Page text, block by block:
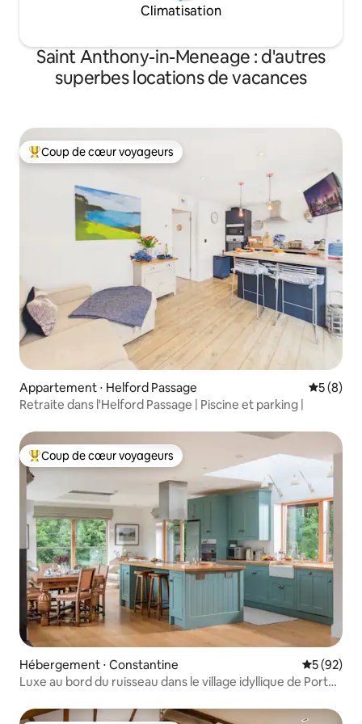
Climatisation
Saint Anthony-in-Meneage : d'autres
superbes locations de vacances
Coups de cœur voyageurs les plus appréciés
Coup de cœur voyageurs
Appartement ⋅ Helford Passage
5 (8)
Retraite dans l'Helford Passage | Piscine et parking |
Coups de cœur voyageurs les plus appréciés
Coup de cœur voyageurs
Hébergement ⋅ Constantine
5 (92)
Luxe au bord du ruisseau dans le village idyllique de Port